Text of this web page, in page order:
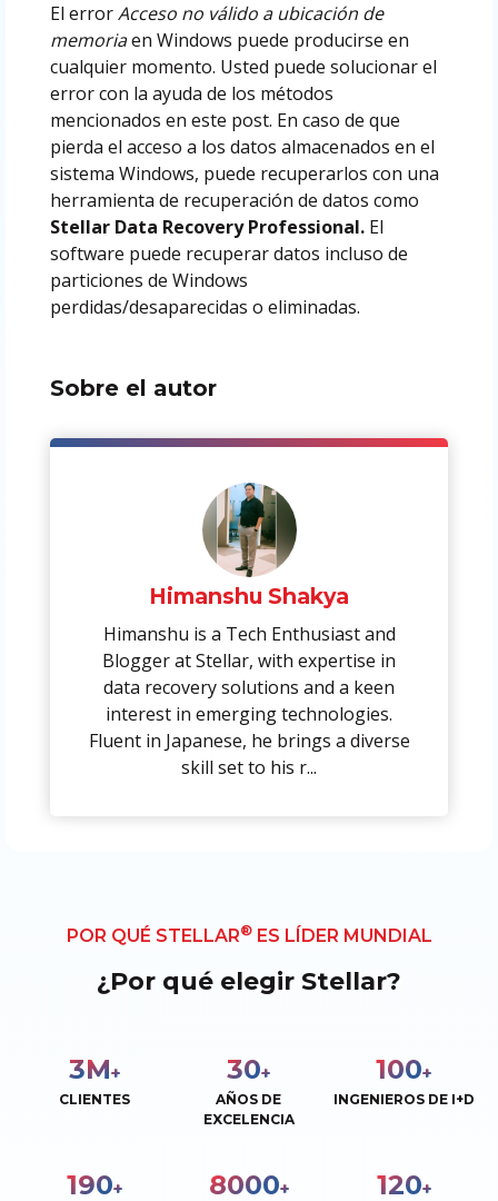
El errorAcceso no válido a ubicación de
memoriaen Windows puede producirse en
cualquier momento. Usted puede solucionar el
error con la ayuda de los métodos
mencionados en este post. En caso de que
pierda el acceso a los datos almacenados en el
sistema Windows, puede recuperarlos con una
herramienta de recuperación de datos como
Stellar Data Recovery Professional.El
software puede recuperar datos incluso de
particiones de Windows
perdidas/desaparecidas o eliminadas.
Sobre el autor
Himanshu Shakya
Himanshu is a Tech Enthusiast and
Blogger at Stellar, with expertise in
data recovery solutions and a keen
interest in emerging technologies.
Fluent in Japanese, he brings a diverse
skill set to his r...
POR QUÉ STELLAR®ES LÍDER MUNDIAL
¿Por qué elegir Stellar?
3M+
CLIENTES
30+
AÑOS DE
EXCELENCIA
100+
INGENIEROS DE I+D
190+ 8000+ 120+